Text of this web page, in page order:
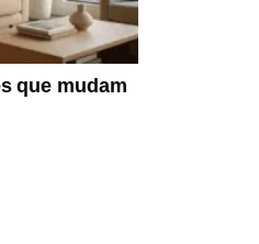
que mudam